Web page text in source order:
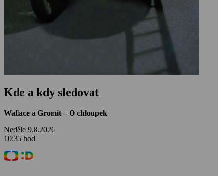
Kde a kdy sledovat
Wallace a Gromit – O chloupek
Neděle 9.8.2026
10:35 hod